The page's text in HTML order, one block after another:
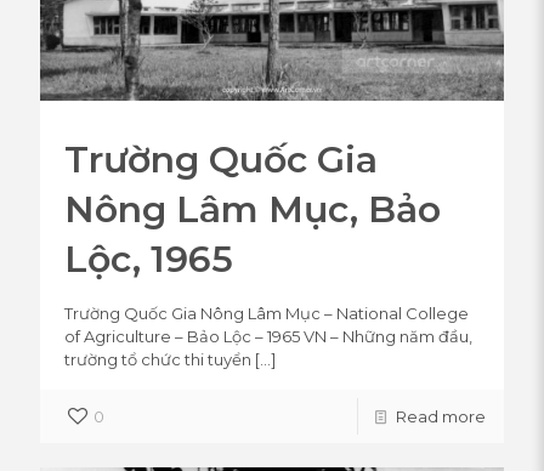
Trường Quốc Gia
Nông Lâm Mục, Bảo
Lộc, 1965
Trường Quốc Gia Nông Lâm Mục – National College
of Agriculture – Bảo Lộc – 1965 VN – Những năm đầu,
trường tổ chức thi tuyển […]
0 Read more